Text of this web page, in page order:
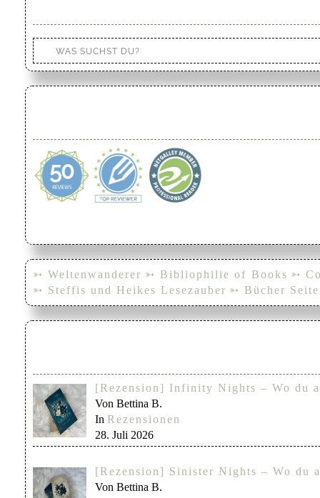
➳ Weltenwanderer ➳ Bibliophilie of Books ➳
➳ Steffis und Heikes Lesezauber ➳ Bücher
[Rezension] Infinity Nights – Wo du
Von Bettina B.
In Rezensionen
28. Juli 2026
[Rezension] Sinister Nights – Wo du
Von Bettina B.